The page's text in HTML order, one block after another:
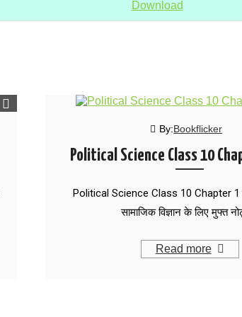
Download
By:Bookflicker
Political Science Class 10
Political Science Class 10 Chapter 1
सामाजिक विज्ञान के लिए मुफ्त
Read more